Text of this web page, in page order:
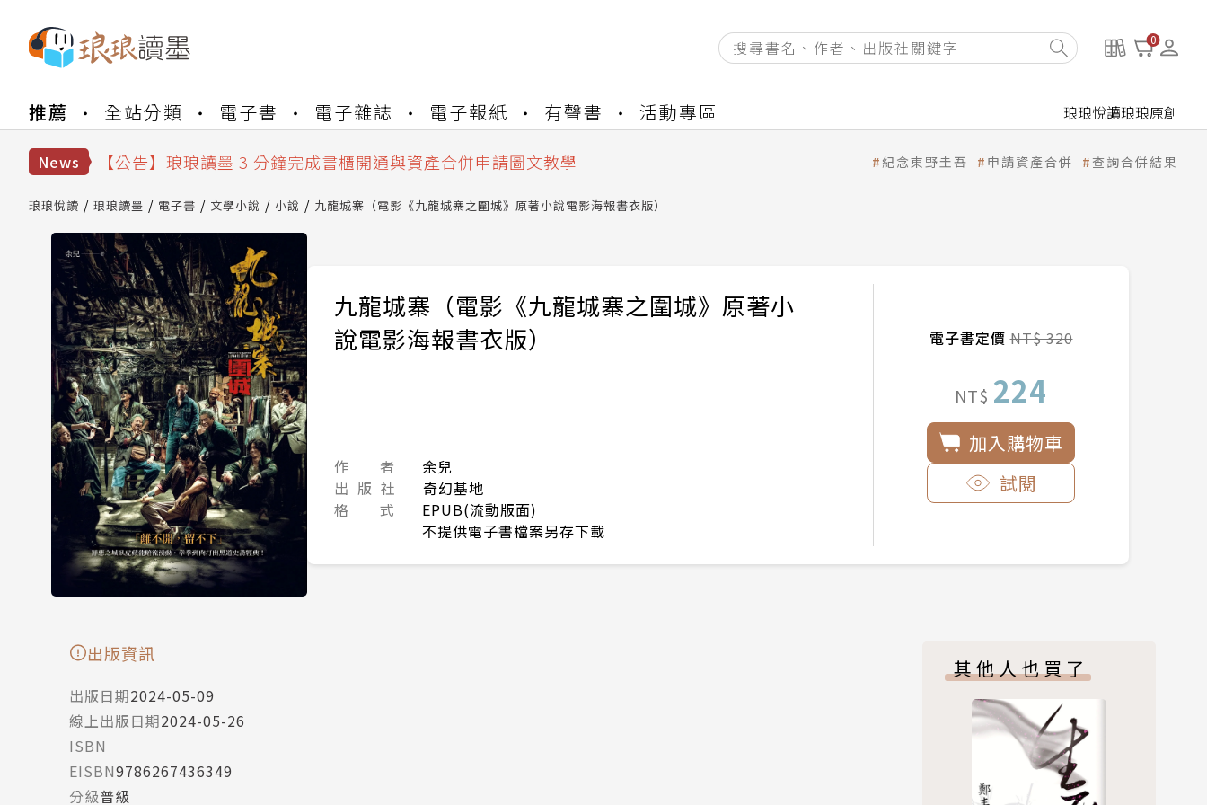
0
推薦 全站分類 電子書 電子雜誌 電子報紙 有聲書 活動專區 琅琅悅讀琅琅原創
News
【公告】琅琅讀墨數位閱讀資產合併與書櫃開通申請
【公告】琅琅讀墨 3 分鐘完成書櫃開通與資產合併申請圖文教學
【公告】琅琅讀墨數位閱讀資產合併與書櫃開通申請
紀念東野圭吾 申請資產合併 查詢合併結果
琅琅悅讀 琅琅讀墨 電子書 文學小說 小說 九龍城寨（電影《九龍城寨之圍城》原著小說電影海報書衣版）
九龍城寨（電影《九龍城寨之圍城》原著小
說電影海報書衣版）
作 者
余兒
出 版 社
奇幻基地
格 式
EPUB(流動版面)
不提供電子書檔案另存下載
電子書定價NT$ 320
NT$ 224
加入購物車
試閱
出版資訊
出版日期2024-05-09
線上出版日期2024-05-26
ISBN
EISBN9786267436349
分級普級
其他人也買了